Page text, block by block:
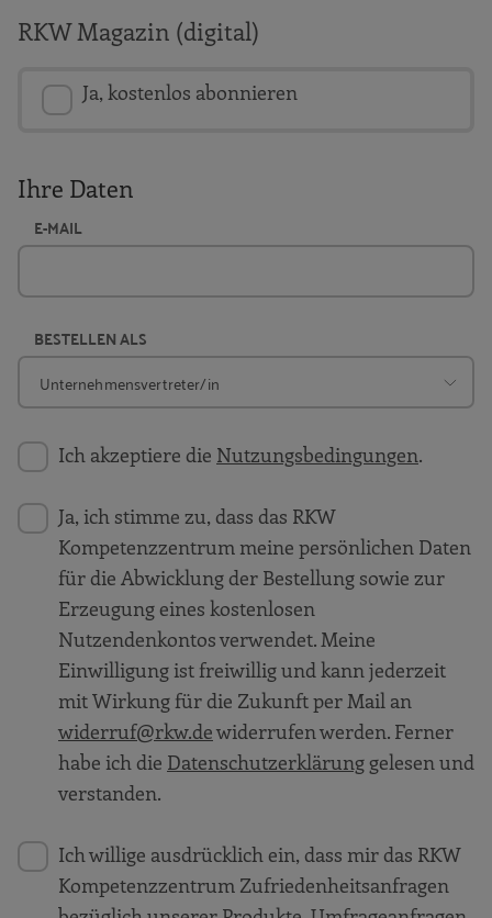
RKW Magazin (digital)
Ja, kostenlos abonnieren
Ihre Daten
E-MAIL
BESTELLEN ALS
Ich akzeptiere die Nutzungsbedingungen.
Ja, ich stimme zu, dass das RKW
Kompetenzzentrum meine persönlichen Daten
für die Abwicklung der Bestellung sowie zur
Erzeugung eines kostenlosen
Nutzendenkontos verwendet. Meine
Einwilligung ist freiwillig und kann jederzeit
mit Wirkung für die Zukunft per Mail an
widerruf@rkw.dewiderrufen werden. Ferner
habe ich die Datenschutzerklärung gelesen und
verstanden.
Ich willige ausdrücklich ein, dass mir das RKW
Kompetenzzentrum Zufriedenheitsanfragen